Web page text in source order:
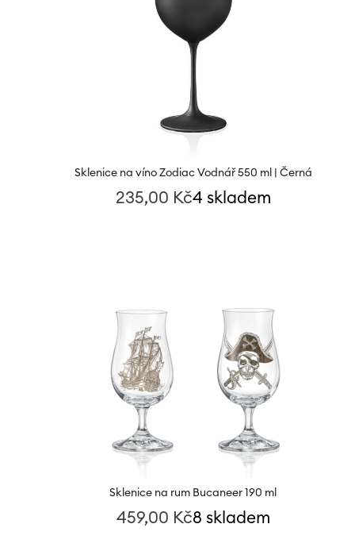
Sklenice na víno Zodiac Vodnář 550 ml | Černá
235,00 Kč4 skladem
Sklenice na rum Bucaneer 190 ml
459,00 Kč8 skladem